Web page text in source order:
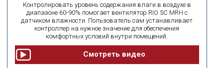
Контролировать уровень содержания влаги в воздухе в
диапазоне 60-90% помогает вентилятор RIO 5C MRH с
датчиком влажности. Пользователь сам устанавливает
контроллер на нужное значение для обеспечения
комфортных условий внутри помещений.